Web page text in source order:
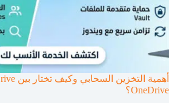
OneDrive؟